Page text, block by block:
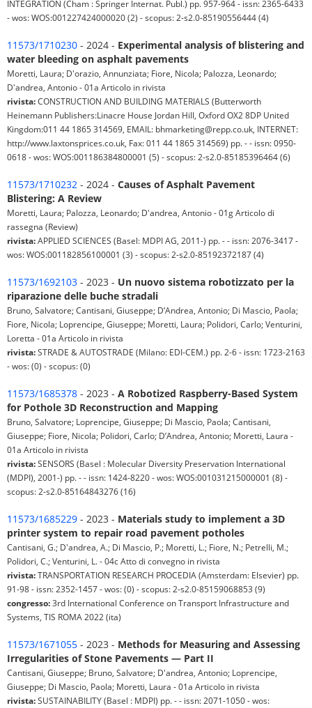
INTEGRATION (Cham : Springer Internat. Publ.) pp. 957-964 - issn: 2365-6433
- wos: WOS:001227424000020 (2) - scopus: 2-s2.0-85190556444 (4)
11573/1710230 - 2024 - Experimental analysis of blistering and
water bleeding on asphalt pavements
Moretti, Laura; D'orazio, Annunziata; Fiore, Nicola; Palozza, Leonardo;
D'andrea, Antonio - 01a Articolo in rivista
rivista:CONSTRUCTION AND BUILDING MATERIALS (Butterworth
Heinemann Publishers:Linacre House Jordan Hill, Oxford OX2 8DP United
Kingdom:011 44 1865 314569, EMAIL: bhmarketing@repp.co.uk, INTERNET:
http://www.laxtonsprices.co.uk, Fax: 011 44 1865 314569) pp. - - issn: 0950-
0618 - wos: WOS:001186384800001 (5) - scopus: 2-s2.0-85185396464 (6)
11573/1710232 - 2024 - Causes of Asphalt Pavement
Blistering: A Review
Moretti, Laura; Palozza, Leonardo; D'andrea, Antonio - 01g Articolo di
rassegna (Review)
rivista:APPLIED SCIENCES (Basel: MDPI AG, 2011-) pp. - - issn: 2076-3417 -
wos: WOS:001182856100001 (3) - scopus: 2-s2.0-85192372187 (4)
11573/1692103 - 2023 - Un nuovo sistema robotizzato per la
riparazione delle buche stradali
Bruno, Salvatore; Cantisani, Giuseppe; D’Andrea, Antonio; Di Mascio, Paola;
Fiore, Nicola; Loprencipe, Giuseppe; Moretti, Laura; Polidori, Carlo; Venturini,
Loretta - 01a Articolo in rivista
rivista:STRADE & AUTOSTRADE (Milano: EDI-CEM.) pp. 2-6 - issn: 1723-2163
- wos: (0) - scopus: (0)
11573/1685378 - 2023 - A Robotized Raspberry-Based System
for Pothole 3D Reconstruction and Mapping
Bruno, Salvatore; Loprencipe, Giuseppe; Di Mascio, Paola; Cantisani,
Giuseppe; Fiore, Nicola; Polidori, Carlo; D’Andrea, Antonio; Moretti, Laura -
01a Articolo in rivista
rivista:SENSORS (Basel : Molecular Diversity Preservation International
(MDPI), 2001-) pp. - - issn: 1424-8220 - wos: WOS:001031215000001 (8) -
scopus: 2-s2.0-85164843276 (16)
11573/1685229 - 2023 - Materials study to implement a 3D
printer system to repair road pavement potholes
Cantisani, G.; D'andrea, A.; Di Mascio, P.; Moretti, L.; Fiore, N.; Petrelli, M.;
Polidori, C.; Venturini, L. - 04c Atto di convegno in rivista
rivista:TRANSPORTATION RESEARCH PROCEDIA (Amsterdam: Elsevier) pp.
91-98 - issn: 2352-1457 - wos: (0) - scopus: 2-s2.0-85159068853 (9)
congresso:3rd International Conference on Transport Infrastructure and
Systems, TIS ROMA 2022 (ita)
11573/1671055 - 2023 - Methods for Measuring and Assessing
Irregularities of Stone Pavements — Part II
Cantisani, Giuseppe; Bruno, Salvatore; D'andrea, Antonio; Loprencipe,
Giuseppe; Di Mascio, Paola; Moretti, Laura - 01a Articolo in rivista
rivista:SUSTAINABILITY (Basel : MDPI) pp. - - issn: 2071-1050 - wos: